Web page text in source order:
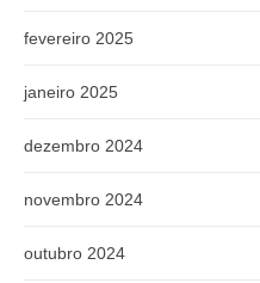
fevereiro 2025
janeiro 2025
dezembro 2024
novembro 2024
outubro 2024